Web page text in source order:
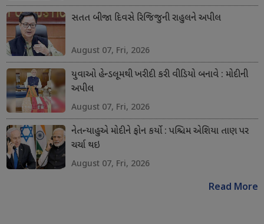
સતત બીજા દિવસે રિજિજુની રાહુલને અપીલ
August 07, Fri, 2026
યુવાઓ હેન્ડલૂમથી ખરીદી કરી વીડિયો બનાવે : મોદીની
અપીલ
August 07, Fri, 2026
નેતન્યાહુએ મોદીને ફોન કર્યો : પશ્ચિમ એશિયા તાણ પર
ચર્ચા થઇ
August 07, Fri, 2026
Read More